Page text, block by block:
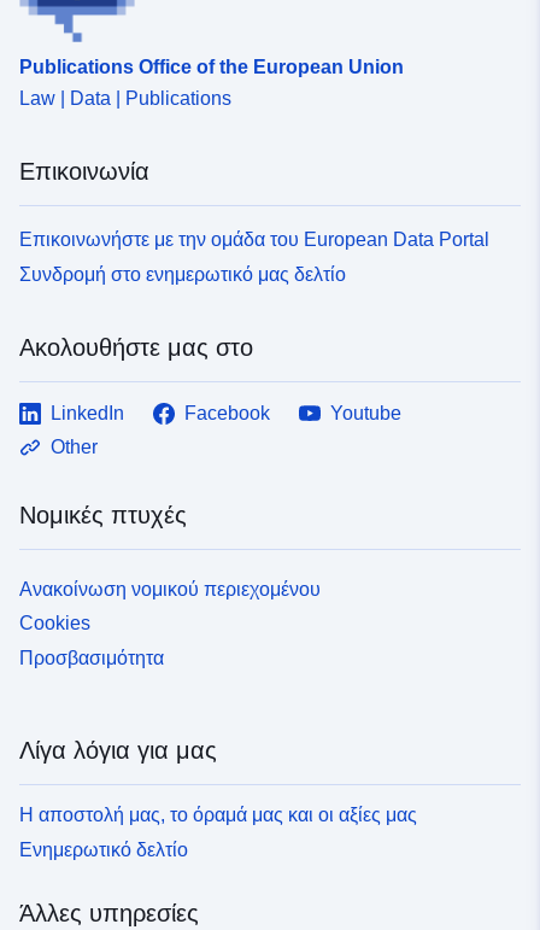
uriRef:
013d-44ed-9b7b-0041a3cc024d
Publications Office of the European Union
Law | Data | Publications
Επικοινωνία
Επικοινωνήστε με την ομάδα του European Data Portal
Συνδρομή στο ενημερωτικό μας δελτίο
Ακολουθήστε μας στο
LinkedIn Facebook
Youtube
Other
Νομικές πτυχές
Ανακοίνωση νομικού περιεχομένου
Cookies
Προσβασιμότητα
Λίγα λόγια για μας
Η αποστολή μας, το όραμά μας και οι αξίες μας
Ενημερωτικό δελτίο
Άλλες υπηρεσίες